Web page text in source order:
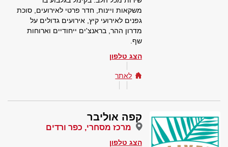
משקאות ויינות, חדר פרטי לאירועים, סוכת
גפנים לאירועי קיץ, אירועים גדולים על
מדרון ההר, בראנצ'ים ייחודיים וארוחות
שף.
הצג טלפון
לאתר
קפה אוליבר
מרכז מסחרי, כפר ורדים
הצג טלפון